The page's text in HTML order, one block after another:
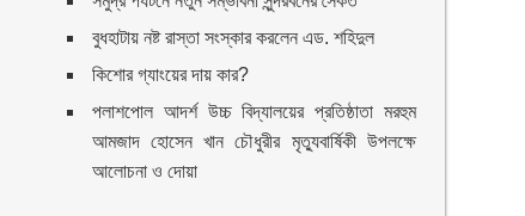
বুধহাটায় নষ্ট রাস্তা সংস্কার করলেন এড. শহিদুল
কিশোর গ্যাংয়ের দায় কার?
পলাশপোল আদর্শ উচ্চ বিদ্যালয়ের প্রতিষ্ঠাতা মরহুম
আমজাদ হোসেন খান চৌধুরীর মৃত্যুবার্ষিকী উপলক্ষে
আলোচনা ও দোয়া